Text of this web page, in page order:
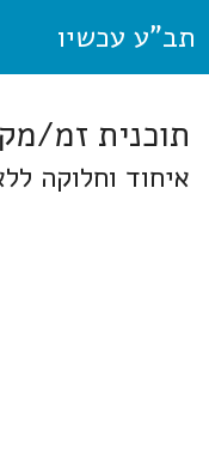
תב"ע עכשיו
תוכנית זמ/מק/9/566
איחוד וחלוקה